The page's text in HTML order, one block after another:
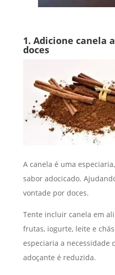
1. Adicione canela
doces
A canela é uma
sabor adocicado.
vontade por doces.
Tente incluir canela em
frutas, iogurte, leite e
especiaria a necessidade
adoçante é reduzida.